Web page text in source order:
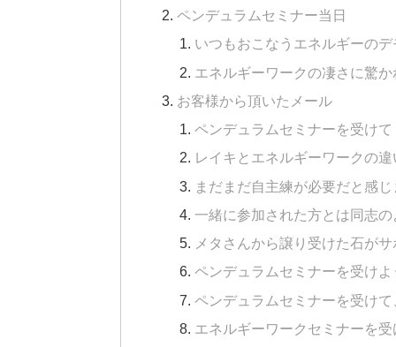
ペンデュラムセミナー当日
いつもおこなうエネルギーの
エネルギーワークの凄さに驚
お客様から頂いたメール
ペンデュラムセミナーを受けて
レイキとエネルギーワークの
まだまだ自主練が必要だと感
一緒に参加された方とは同志
メタさんから譲り受けた石が
ペンデュラムセミナーを受け
ペンデュラムセミナーを受け
エネルギーワークセミナーを